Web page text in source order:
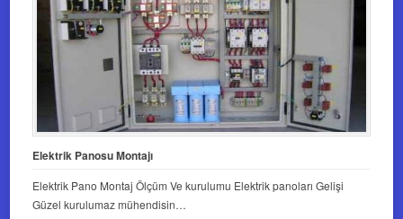
Elektrik Panosu Montajı
Elektrik Pano Montaj Ölçüm Ve kurulumu Elektrik panoları Gelişi
Güzel kurulumaz mühendisin…